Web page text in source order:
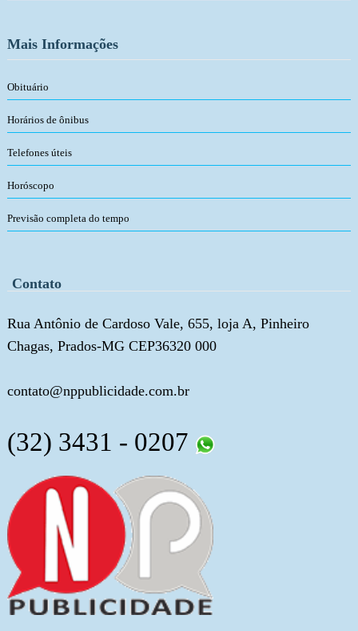
Mais Informações
Obituário
Horários de ônibus
Telefones úteis
Horóscopo
Previsão completa do tempo
Contato
Rua Antônio de Cardoso Vale, 655, loja A, Pinheiro
Chagas, Prados-MG CEP36320 000
contato@nppublicidade.com.br
(32) 3431 - 0207